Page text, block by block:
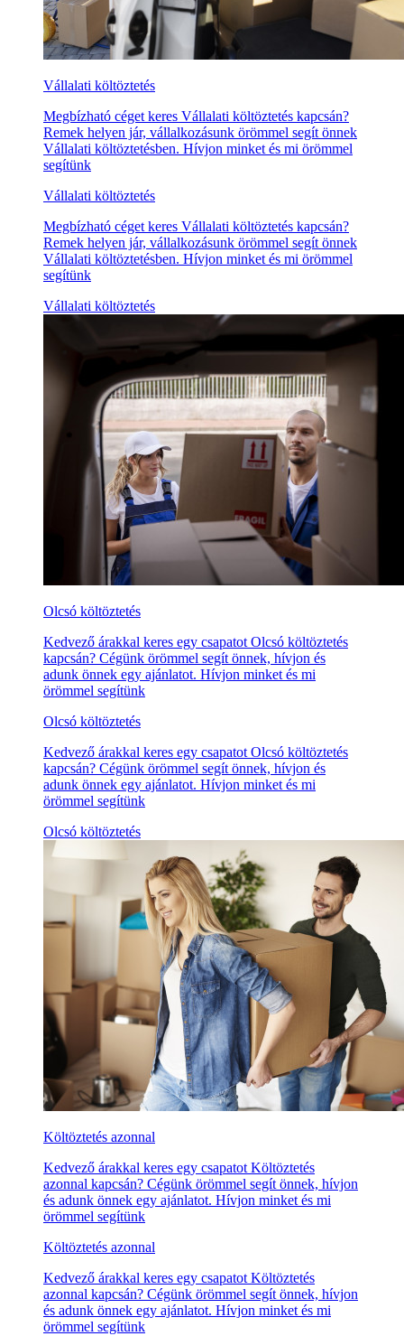
Vállalati költöztetés
Megbízható céget keres Vállalati költöztetés kapcsán?
Remek helyen jár, vállalkozásunk örömmel segít önnek
Vállalati költöztetésben. Hívjon minket és mi örömmel
segítünk
Vállalati költöztetés
Megbízható céget keres Vállalati költöztetés kapcsán?
Remek helyen jár, vállalkozásunk örömmel segít önnek
Vállalati költöztetésben. Hívjon minket és mi örömmel
segítünk
Vállalati költöztetés
Olcsó költöztetés
Kedvező árakkal keres egy csapatot Olcsó költöztetés
kapcsán? Cégünk örömmel segít önnek, hívjon és
adunk önnek egy ajánlatot. Hívjon minket és mi
örömmel segítünk
Olcsó költöztetés
Kedvező árakkal keres egy csapatot Olcsó költöztetés
kapcsán? Cégünk örömmel segít önnek, hívjon és
adunk önnek egy ajánlatot. Hívjon minket és mi
örömmel segítünk
Olcsó költöztetés
Költöztetés azonnal
Kedvező árakkal keres egy csapatot Költöztetés
azonnal kapcsán? Cégünk örömmel segít önnek, hívjon
és adunk önnek egy ajánlatot. Hívjon minket és mi
örömmel segítünk
Költöztetés azonnal
Kedvező árakkal keres egy csapatot Költöztetés
azonnal kapcsán? Cégünk örömmel segít önnek, hívjon
és adunk önnek egy ajánlatot. Hívjon minket és mi
örömmel segítünk